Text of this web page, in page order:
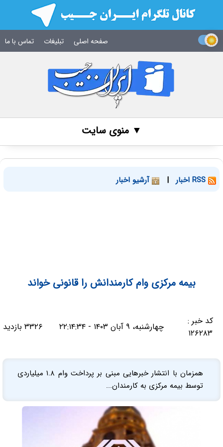
صفحه اصلی تبلیغات تماس با ما
▼ منوی سایت
| آرشیو اخبار
بیمه مرکزی وام کارمندانش را قانونی خواند
کد خبر :
۱۲۶۲۸۳
چهارشنبه، ۹ آبان ۱۴۰۳ - ۲۲:۱۴:۳۴ ۳۳۲۶ بازدید
همزمان با انتشار خبرهایی مبنی بر پرداخت وام ۱.۸ میلیاردی
توسط بیمه مرکزی به کارمندان...